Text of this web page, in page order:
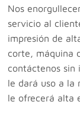
Nos
servicio al
impresión de
corte, máquina
contáctenos sin
le dará uso a la
le ofrecerá alta